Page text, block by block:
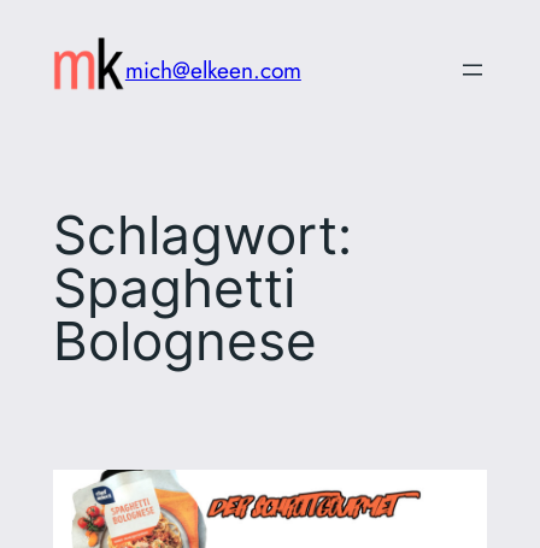
Inhalt
springen
mich@elkeen.com
Schlagwort:
Spaghetti
Bolognese